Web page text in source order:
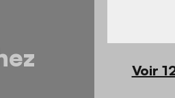
Voir